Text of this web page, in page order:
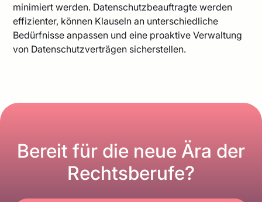
minimiert werden. Datenschutzbeauftragte werden
effizienter, können Klauseln an unterschiedliche
Bedürfnisse anpassen und eine proaktive Verwaltung
von Datenschutzverträgen sicherstellen.
Bereit für die neue Ära der
Rechtsberufe?